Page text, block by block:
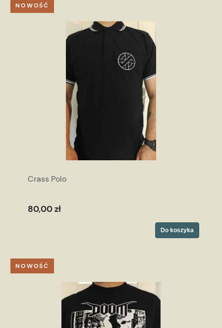
Crass Polo
80,00 zł
Do koszyka
NOWOŚĆ
NOWOŚĆ